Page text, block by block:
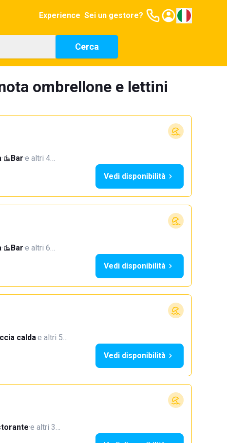
Experience Sei un gestore?
Cerca
ombrellone e lettini
· Bar·e altri 4…
Vedi disponibilità
· Bar·e altri 6…
Vedi disponibilità
calda·e altri 5…
Vedi disponibilità
·e altri 3…